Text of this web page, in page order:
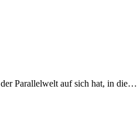
der Parallelwelt auf sich hat, in die…